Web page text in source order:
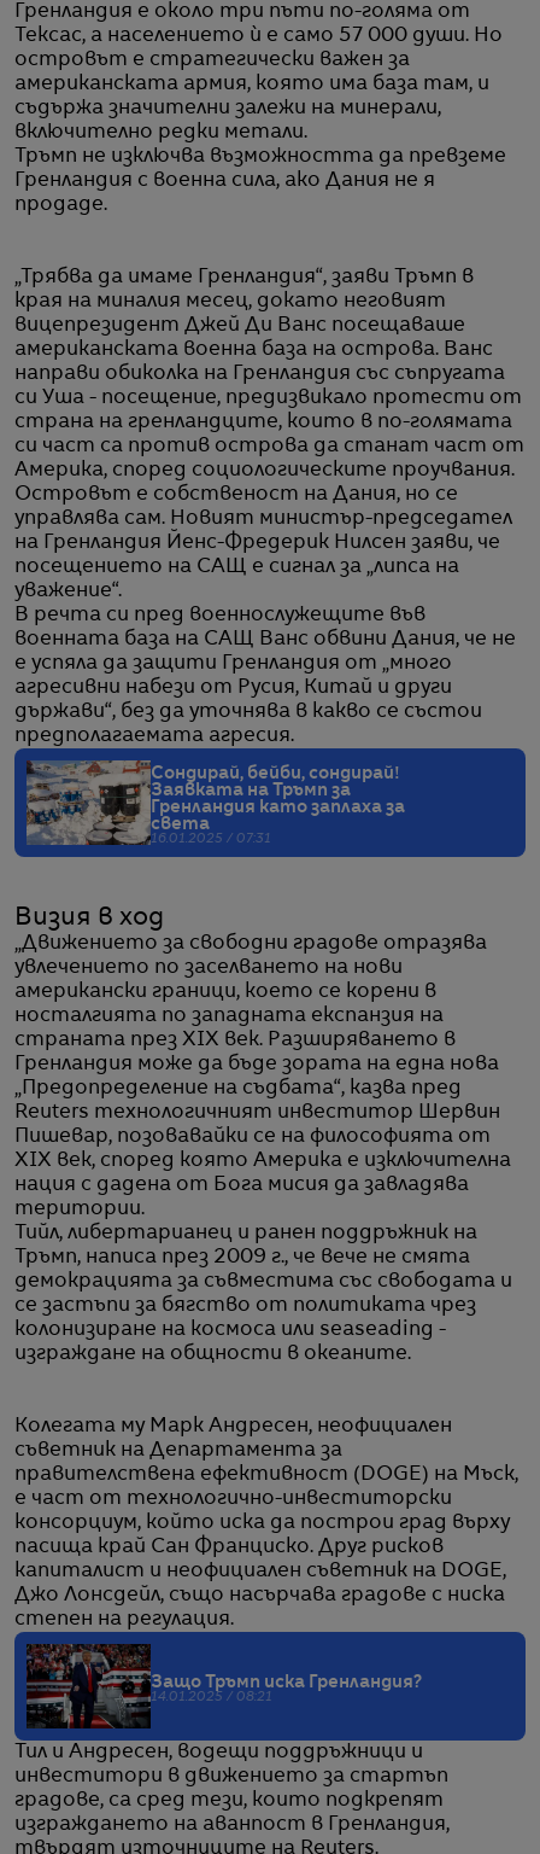
Гренландия е около три пъти по-голяма от
Тексас, а населението ѝ е само 57 000 души. Но
островът е стратегически важен за
американската армия, която има база там, и
съдържа значителни залежи на минерали,
включително редки метали.
Тръмп не изключва възможността да превземе
Гренландия с военна сила, ако Дания не я
продаде.
„Трябва да имаме Гренландия“, заяви Тръмп в
края на миналия месец, докато неговият
вицепрезидент Джей Ди Ванс посещаваше
американската военна база на острова. Ванс
направи обиколка на Гренландия със съпругата
си Уша - посещение, предизвикало протести от
страна на гренландците, които в по-голямата
си част са против острова да станат част от
Америка, според социологическите проучвания.
Островът е собственост на Дания, но се
управлява сам. Новият министър-председател
на Гренландия Йенс-Фредерик Нилсен заяви, че
посещението на САЩ е сигнал за „липса на
уважение“.
В речта си пред военнослужещите във
военната база на САЩ Ванс обвини Дания, че не
е успяла да защити Гренландия от „много
агресивни набези от Русия, Китай и други
държави“, без да уточнява в какво се състои
предполагаемата агресия.
Сондирай, бейби, сондирай!
Заявката на Тръмп за
Гренландия като заплаха за
света
16.01.2025 / 07:31
Визия в ход
„Движението за свободни градове отразява
увлечението по заселването на нови
американски граници, което се корени в
носталгията по западната експанзия на
страната през XIX век. Разширяването в
Гренландия може да бъде зората на една нова
„Предопределение на съдбата“, казва пред
Reuters технологичният инвеститор Шервин
Пишевар, позовавайки се на философията от
XIX век, според която Америка е изключителна
нация с дадена от Бога мисия да завладява
територии.
Тийл, либертарианец и ранен поддръжник на
Тръмп, написа през 2009 г., че вече не смята
демокрацията за съвместима със свободата и
се застъпи за бягство от политиката чрез
колонизиране на космоса или seaseading -
изграждане на общности в океаните.
Колегата му Марк Андресен, неофициален
съветник на Департамента за
правителствена ефективност (DOGE) на Мъск,
е част от технологично-инвеститорски
консорциум, който иска да построи град върху
пасища край Сан Франциско. Друг рисков
капиталист и неофициален съветник на DOGE,
Джо Лонсдейл, също насърчава градове с ниска
степен на регулация.
Защо Тръмп иска Гренландия?
14.01.2025 / 08:21
Тил и Андресен, водещи поддръжници и
инвеститори в движението за стартъп
градове, са сред тези, които подкрепят
изграждането на аванпост в Гренландия,
твърдят източниците на Reuters.